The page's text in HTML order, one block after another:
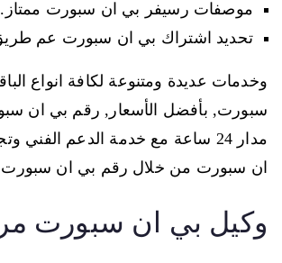
موصفات رسيفر بي ان سبورت ممتاز.
تحديد اشتراك بي ان سبورت عم
وخدمات عديدة ومتنوعة لكافة انواع
سبورت, بأفضل الأسعار, رقم بي ان
مدار 24 ساعة مع خدمة الدعم الفني
ان سبورت من خلال رقم بي ان سبورت
وكيل بي ان سبورت